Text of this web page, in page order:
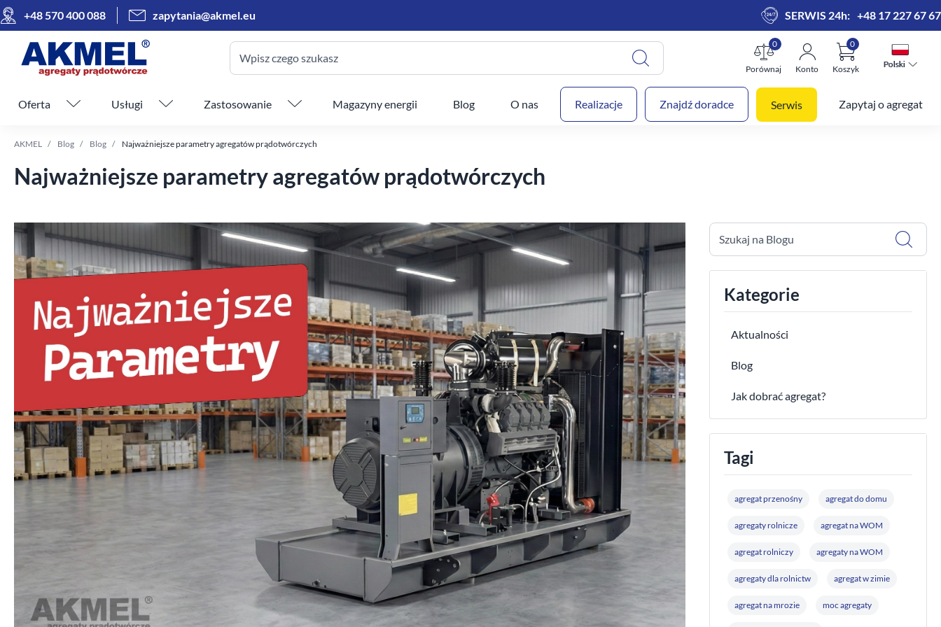
+48 570 400 088 zapytania@akmel.eu SERWIS 24h: +48 17 227 67 67
Wpisz czego szukasz
Porównaj
0
Konto Koszyk
0
Twój koszyk
Polski
Polski
Pomiń menu
Oferta Usługi Zastosowanie Magazyny energii Blog O nas Realizacje Znajdź doradce Serwis Zapytaj o agregat
AKMEL Blog Blog Najważniejsze parametry agregatów prądotwórczych
Najważniejsze parametry agregatów prądotwórczych
Szukaj na Blogu
Kategorie
Aktualności
Blog
Jak dobrać agregat?
Tagi
agregat przenośny agregat do domu
agregaty rolnicze agregat na WOM
agregat rolniczy agregaty na WOM
agregaty dla rolnictw agregat w zimie
agregat na mrozie moc agregaty